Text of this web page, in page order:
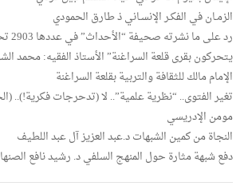
الزمـان في الفكـر الإنسـاني ذ طارق الحمودي
رد
يتحركون بقرى قلعة السراغنة” الأستاذ الفقيه: محمد
الإمام مالك للثقافة والتربية بقلعة السراغنة
تغير الفتوى.. “نظرية علمية”.. لا (تدحرجات فكرية!)..
مومن الإدريسي
النجاة من كمين الشبهات د.عبد العزيز آل عبد اللطيف
دفع شبهة مثارة حول المنهج السلفي د. رشيد نافع